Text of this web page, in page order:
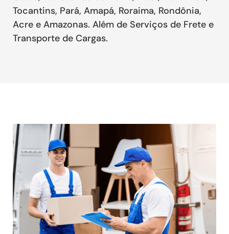
Tocantins, Pará, Amapá, Roraima, Rondônia,
Acre e Amazonas. Além de Serviços de Frete e
Transporte de Cargas.